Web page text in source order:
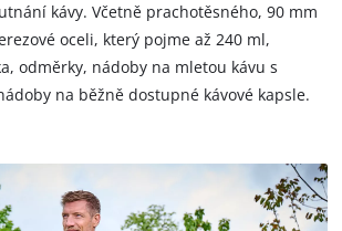
kávy. Včetně prachotěsného, 90 mm
oceli, který pojme až 240 ml,
odměrky, nádoby na mletou kávu s
na běžně dostupné kávové kapsle.